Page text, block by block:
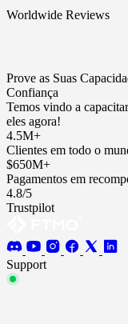
Worldwide Reviews
Prove as Suas
Confiança
Temos vindo a
eles agora!
4.5M+
Clientes em todo o
$650M+
Pagamentos em
4.8/5
Trustpilot
Support